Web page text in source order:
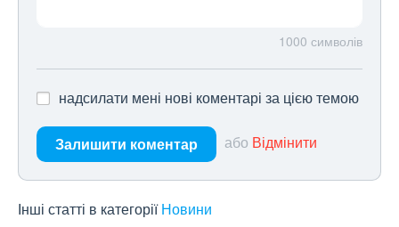
1000 символів
надсилати мені нові коментарі за цією темою
Залишити коментар або Відмінити
Інші статті в категорії Новини